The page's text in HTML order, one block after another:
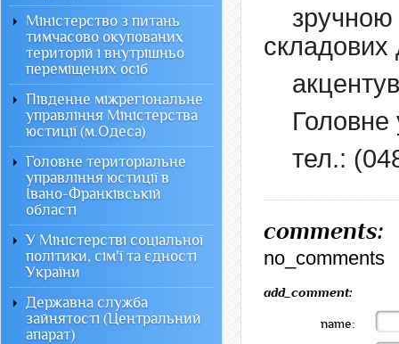
складових
Головне
тел.:
comments:
no_comments
add_comment:
name:
Міністерство з питань
тимчасово окупованих
територій і внутрішньо
переміщених осіб
Південне міжрегіональне
управління Міністерства
юстиції (м.Одеса)
Головне територіальне
управління юстиції в
Івано-Франківській
області
У Міністерстві соціальної
політики, сім'ї та єдності
України
Державна служба
зайнятості (Центральний
апарат)